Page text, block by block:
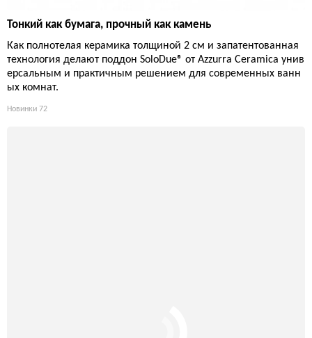
Тонкий как бумага, прочный как камень
Как полнотелая керамика толщиной 2 см и запатентованная
технология делают поддон SoloDue® от Azzurra Ceramica унив
ерсальным и практичным решением для современных ванн
ых комнат.
Новинки 72